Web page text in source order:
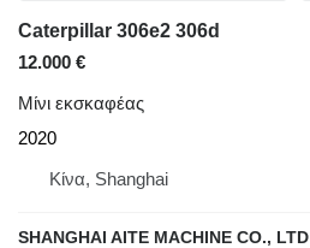
Caterpillar 306e2 306d
12.000 €
Μίνι εκσκαφέας
2020
Κίνα, Shanghai
SHANGHAI AITE MACHINE CO., LTD